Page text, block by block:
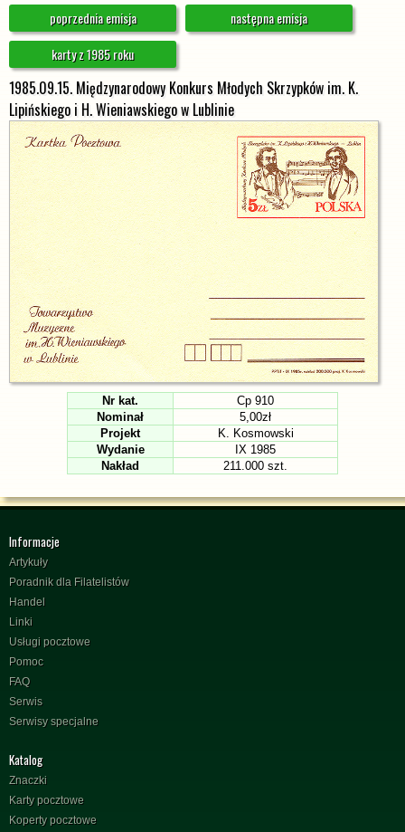
poprzednia emisja
następna emisja
karty z 1985 roku
1985.09.15. Międzynarodowy Konkurs Młodych Skrzypków im. K.
Lipińskiego i H. Wieniawskiego w Lublinie
Nr kat.
Cp 910
Nominał
5,00zł
Projekt
K. Kosmowski
Wydanie
IX 1985
Nakład
211.000 szt.
Informacje
Artykuły
Poradnik dla Filatelistów
Handel
Linki
Usługi pocztowe
Pomoc
FAQ
Serwis
Serwisy specjalne
Katalog
Znaczki
Karty pocztowe
Koperty pocztowe